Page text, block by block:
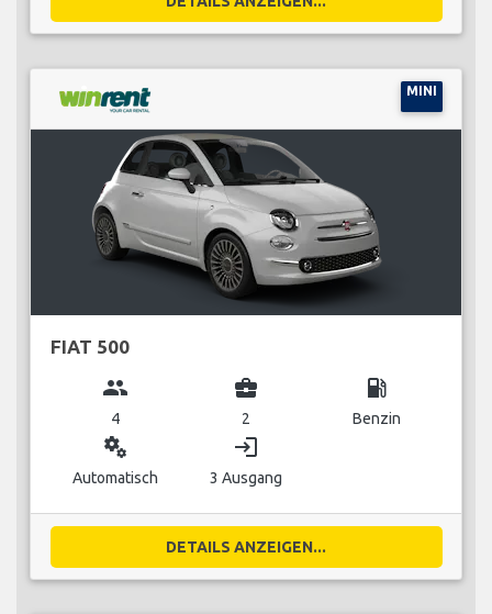
MINI
FIAT 500
group
4
business_center
2
local_gas_station
Benzin
miscellaneous_services
Automatisch
login
3 Ausgang
DETAILS ANZEIGEN...